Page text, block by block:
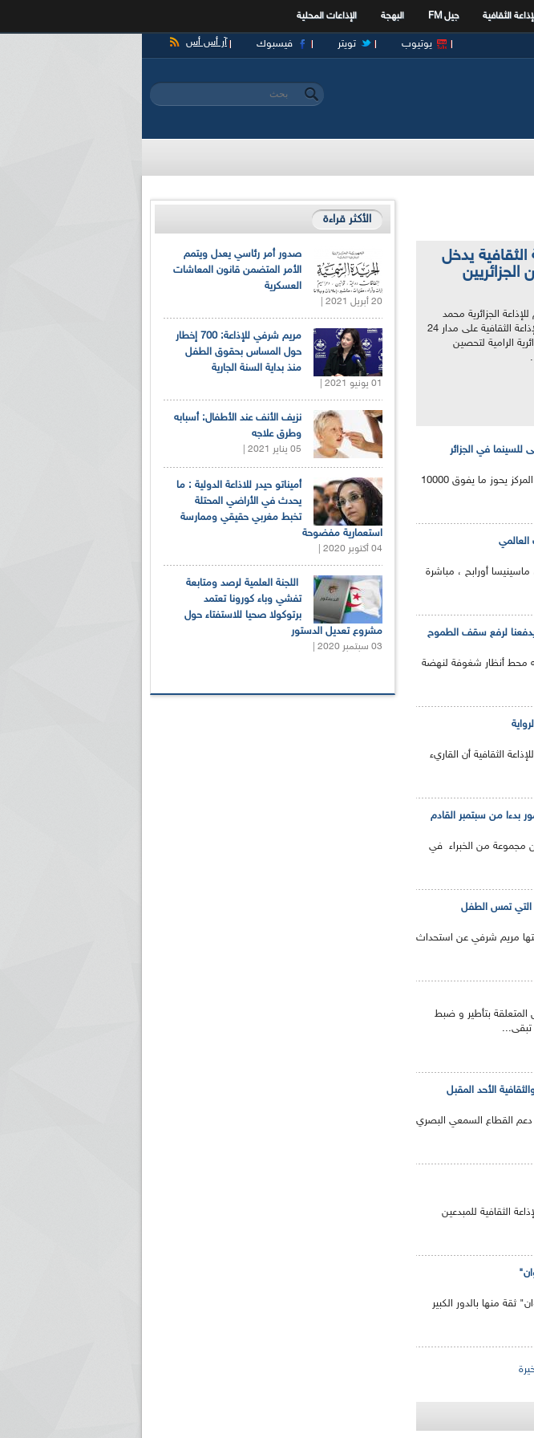
الثقافية جيل FM البهجة الإذاعات المحلية
آر أس أس فيسبوك تويتر يوتيوب
استمارة البحث
‏بحث ‏
الثقافية يدخل
الجزائرية محمد
بغالي هذا الأحد إشارة انطلاق بث الإذاعة الثقافية على مدار 24
الرامية لتحصين
للسينما في الجزائر
أكد مدير المركز الجزائري للسينما (أو متحف السينيماتاك)، سليم أقار، أن المركز يحوز ما يفوق 10000
ماسينيسا أورابح ، مباشرة
يدفعنا لرفع سقف الطموح
محط أنظار شغوفة لنهضة
الثقافية أن القاريء
بدءا من سبتمبر القادم
مجموعة من الخبراء في
التي تمس الطفل
مريم شرفي عن استحداث
من النصوص المتعلقة بتأطير و ضبط
تبقى...
الأحد المقبل
دعم القطاع السمعي البصري
الثقافية للمبدعين
ثقة منها بالدور الكبير
الأكثر قراءة
صدور أمر رئاسي يعدل ويتمم
الأمر المتضمن قانون المعاشات
العسكرية
20 أبريل 2021 |
مريم شرفي للإذاعة: 700 إخطار
حول المساس بحقوق الطفل
منذ بداية السنة الجارية
01 يونيو 2021 |
نزيف الأنف عند الأطفال: أسبابه
وطرق علاجه
05 يناير 2021 |
أميناتو حيدر للاذاعة الدولية : ما
يحدث في الأراضي المحتلة
تخبط مغربي حقيقي وممارسة
استعمارية مفضوحة
04 أكتوبر 2020 |
اللجنة العلمية لرصد ومتابعة
تفشي وباء كورونا تعتمد
برتوكولا صحيا للاستفتاء حول
مشروع تعديل الدستور
03 سبتمبر 2020 |